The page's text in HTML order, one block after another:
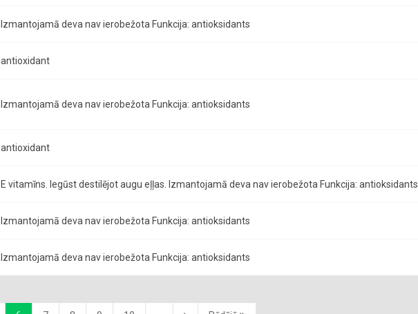
Izmantojamā deva nav ierobežota Funkcija: antioksidants
antioxidant
Izmantojamā deva nav ierobežota Funkcija: antioksidants
antioxidant
E vitamīns. Iegūst destilējot augu eļļas. Izmantojamā deva nav ierobežota Funkcija: antioksidants
Izmantojamā deva nav ierobežota Funkcija: antioksidants
Izmantojamā deva nav ierobežota Funkcija: antioksidants